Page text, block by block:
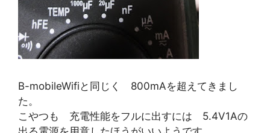
B-mobileWifiと同じく 800mAを超えてきまし
た。
こやつも 充電性能をフルに出すには 5.4V1Aの